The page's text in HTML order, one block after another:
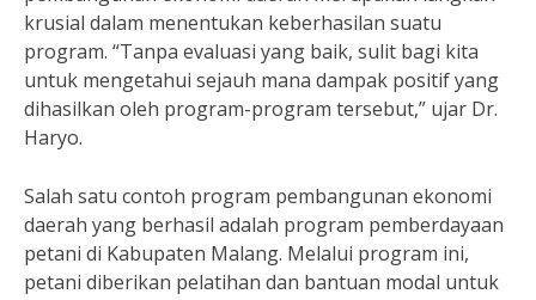
krusial dalam menentukan keberhasilan suatu
program. “Tanpa evaluasi yang baik, sulit bagi kita
untuk mengetahui sejauh mana dampak positif yang
dihasilkan oleh program-program tersebut,” ujar Dr.
Haryo.
Salah satu contoh program pembangunan ekonomi
daerah yang berhasil adalah program pemberdayaan
petani di Kabupaten Malang. Melalui program ini,
petani diberikan pelatihan dan bantuan modal untuk